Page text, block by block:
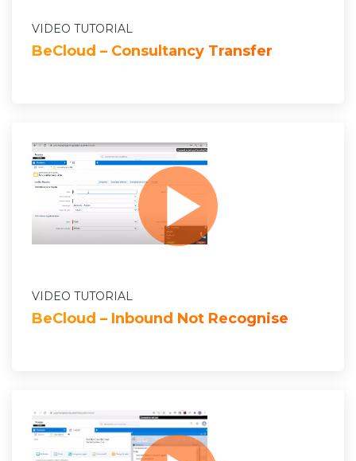
VIDEO TUTORIAL
BeCloud – Consultancy Transfer
VIDEO TUTORIAL
BeCloud – Inbound Not Recognise